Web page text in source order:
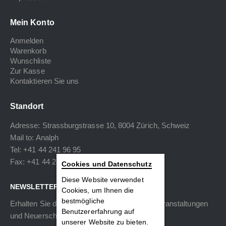
Mein Konto
Anmelden
Warenkorb
Wunschliste
Zur Kasse
Kontaktieren Sie uns
Standort
Adresse: Strassburgstrasse 10, 8004 Zürich, Schweiz
Mail to: Analph
Tel: +41 44 241 96 95
Fax: +41 44 240 34 40
NEWSLETTER
Erhalten Sie die neuesten Informationen zu Veranstaltungen
und Neuerscheinungen.
Cookies und Datenschutz
Diese Website verwendet
Cookies, um Ihnen die
bestmögliche
Benutzererfahrung auf
unserer Website zu bieten.